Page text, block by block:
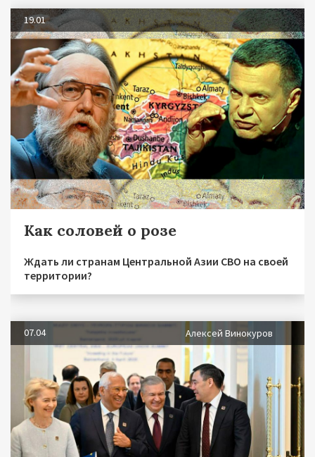
19.01
Как соловей о розе
Ждать ли странам Центральной Азии СВО на своей
территории?
07.04 Алексей Винокуров